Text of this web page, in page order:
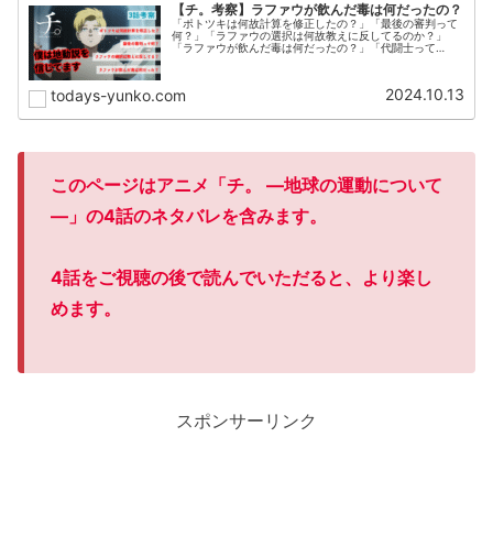
【チ。考察】ラファウが飲んだ毒は何だったの？
「ポトツキは何故計算を修正したの？」「最後の審判って
何？」「ラファウの選択は何故教えに反してるのか？」
「ラファウが飲んだ毒は何だったの？」「代闘士って
todays-yunko.com 2024.10.13
このページはアニメ「チ。 ―地球の運動について
― 」の4話のネタバレを含みます。
4話をご視聴の後で読んでいただると、より楽し
めます。
スポンサーリンク